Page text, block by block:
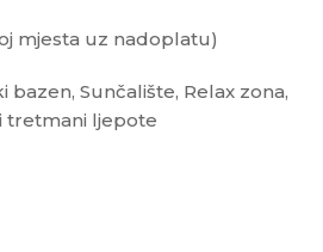
mjesta uz nadoplatu)
bazen, Sunčalište, Relax zona,
tretmani ljepote